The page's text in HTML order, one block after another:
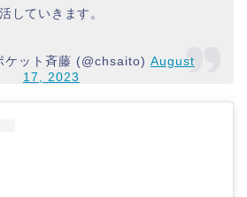
活していきます。
ット斉藤 (@chsaito) August
17, 2023